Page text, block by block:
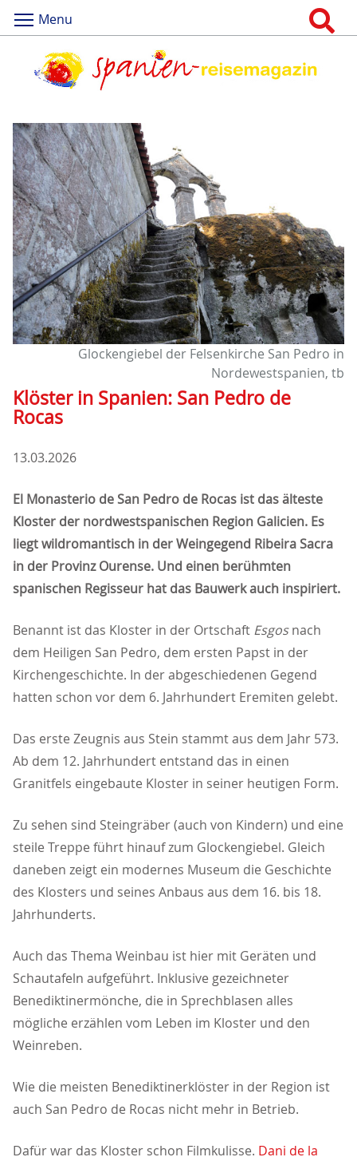
Menu
Glockengiebel der Felsenkirche San Pedro in
Nordewestspanien, tb
Klöster in Spanien: San Pedro de
Rocas
13.03.2026
El Monasterio de San Pedro de Rocas ist das älteste
Kloster der nordwestspanischen Region Galicien. Es
liegt wildromantisch in der Weingegend Ribeira Sacra
in der Provinz Ourense. Und einen berühmten
spanischen Regisseur hat das Bauwerk auch inspiriert.
Benannt ist das Kloster in der Ortschaft Esgosnach
dem Heiligen San Pedro, dem ersten Papst in der
Kirchengeschichte. In der abgeschiedenen Gegend
hatten schon vor dem 6. Jahrhundert Eremiten gelebt.
Das erste Zeugnis aus Stein stammt aus dem Jahr 573.
Ab dem 12. Jahrhundert entstand das in einen
Granitfels eingebaute Kloster in seiner heutigen Form.
Zu sehen sind Steingräber (auch von Kindern) und eine
steile Treppe führt hinauf zum Glockengiebel. Gleich
daneben zeigt ein modernes Museum die Geschichte
des Klosters und seines Anbaus aus dem 16. bis 18.
Jahrhunderts.
Auch das Thema Weinbau ist hier mit Geräten und
Schautafeln aufgeführt. Inklusive gezeichneter
Benediktinermönche, die in Sprechblasen alles
mögliche erzählen vom Leben im Kloster und den
Weinreben.
Wie die meisten Benediktinerklöster in der Region ist
auch San Pedro de Rocas nicht mehr in Betrieb.
Dafür war das Kloster schon Filmkulisse. Dani de la